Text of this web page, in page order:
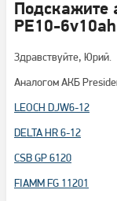
Подскажите
PE10-6v10ah
Здравствуйте, Юрий.
Аналогом АКБ
LEOCH DJW6-12
DELTA HR 6-12
CSB GP 6120
FIAMM FG 11201